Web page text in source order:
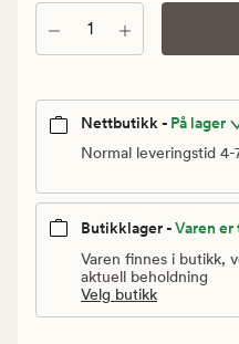
pris
349,90
Antall
Nettbutikk - På lager
Normal leveringstid 4-
Butikklager -Varen
Varen finnes i butikk,
aktuell beholdning
Velg butikk